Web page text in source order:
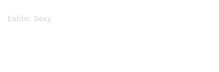
Estilo: Sexy